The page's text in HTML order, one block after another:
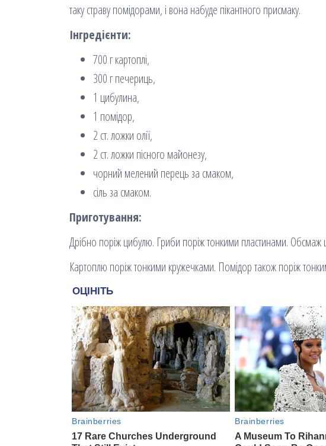
таку страву помідорами, і вона набуде пікантного присмаку.
Інгредієнти:
700 г картоплі,
300 г печериць,
1 цибулина,
1 помідор,
2 ст. ложки олії,
2 ст. ложки пісного майонезу,
чорний мелений перець за смаком,
сіль за смаком.
Приготування:
Дрібно поріж цибулю. Гриби поріж тонкими пластинами. Обсмаж
Картоплю поріж тонкими кружечками. Помідор також поріж